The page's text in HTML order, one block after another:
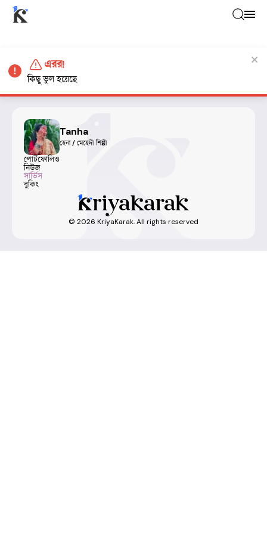
Tanha
হেনা / মেহেদী শিল্পী
পোর্টফোলিও
নিউজ
সার্ভিস
বুকিং
© 2026 KriyaKarak. All rights reserved
এরর!
কিছু ভুল হয়েছে